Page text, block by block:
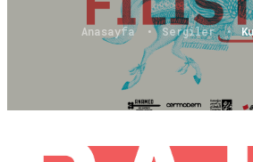
Anasayfa Sergiler